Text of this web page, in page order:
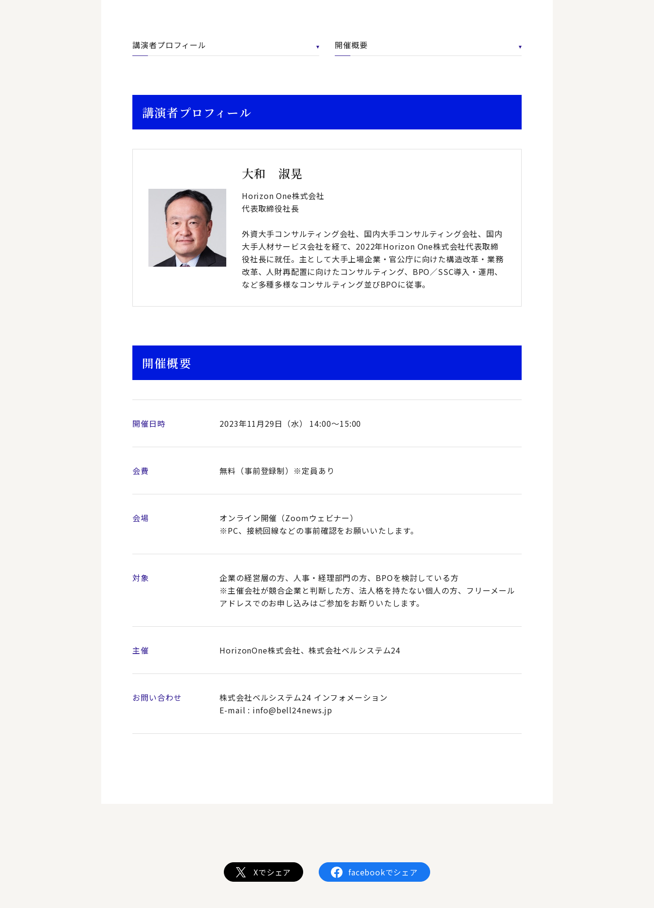
講演者プロフィール 開催概要
講演者プロフィール
大和 淑晃
Horizon One株式会社
代表取締役社長
外資大手コンサルティング会社、国内大手コンサルティング会社、国内
大手人材サービス会社を経て、2022年Horizon One株式会社代表取締
役社長に就任。主として大手上場企業・官公庁に向けた構造改革・業務
改革、人財再配置に向けたコンサルティング、BPO／SSC導入・運用、
など多種多様なコンサルティング並びBPOに従事。
開催概要
開催日時 2023年11月29日（水） 14:00～15:00
会費 無料（事前登録制）※定員あり
会場
オンライン開催（Zoomウェビナー）
※PC、接続回線などの事前確認をお願いいたします。
対象
企業の経営層の方、人事・経理部門の方、BPOを検討している方
※主催会社が競合企業と判断した方、法人格を持たない個人の方、フリーメール
アドレスでのお申し込みはご参加をお断りいたします。​
主催 HorizonOne株式会社、株式会社ベルシステム24
お問い合わせ
株式会社ベルシステム24 インフォメーション
E-mail : info@bell24news.jp
Xでシェア facebookでシェア